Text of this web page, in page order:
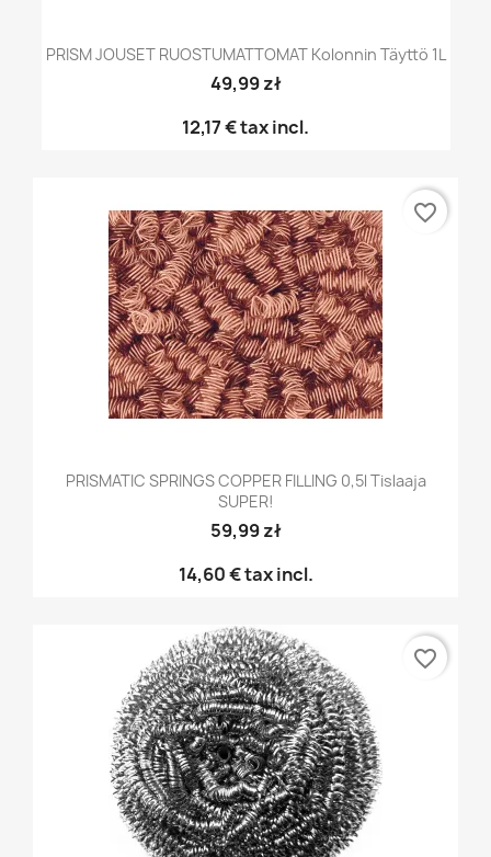
PRISM JOUSET RUOSTUMATTOMAT Kolonnin Täyttö 1L
49,99 zł
12,17 €tax incl.
PRISMATIC SPRINGS COPPER FILLING 0,5l Tislaaja
SUPER!
59,99 zł
14,60 €tax incl.
favorite_border
favorite_border